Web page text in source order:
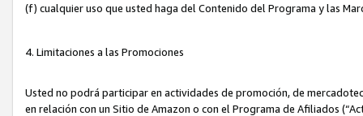
(f) cualquier uso que usted haga del Contenido del Programa y las
4. Limitaciones a las Promociones
Usted no podrá participar en actividades de promoción, de
en relación con un Sitio de Amazon o con el Programa de Afiliados